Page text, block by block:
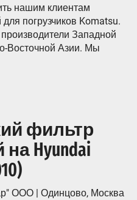
нашим клиентам
погрузчиков Komatsu.
Западной
Восточной Азии. Мы
фильтр
Hyundai
ООО | Одинцово, Москва